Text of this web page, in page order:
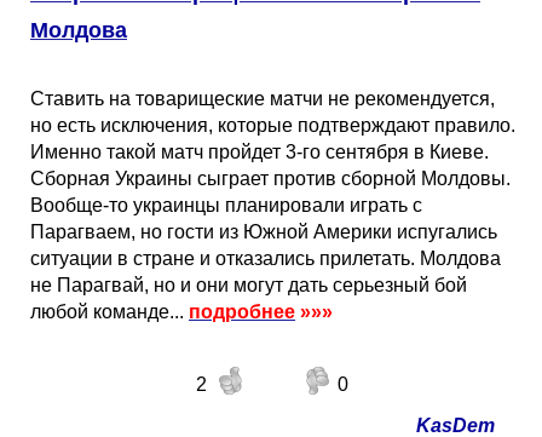
Молдова
Ставить на товарищеские матчи не рекомендуется,
но есть исключения, которые подтверждают правило.
Именно такой матч пройдет 3-го сентября в Киеве.
Сборная Украины сыграет против сборной Молдовы.
Вообще-то украинцы планировали играть с
Парагваем, но гости из Южной Америки испугались
ситуации в стране и отказались прилетать. Молдова
не Парагвай, но и они могут дать серьезный бой
любой команде... подробнее »»»
2
0
KasDem